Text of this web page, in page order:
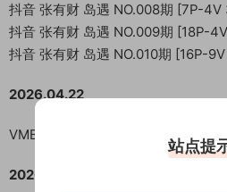
抖音 张有财 岛遇 NO.008期 [7P-
抖音 张有财 岛遇 NO.009期 [18P-
抖音 张有财 岛遇 NO.010期 [16P-
2026.04.22
VMB002 抖音张有财 S型丰满真空
2026.05.28
站点提